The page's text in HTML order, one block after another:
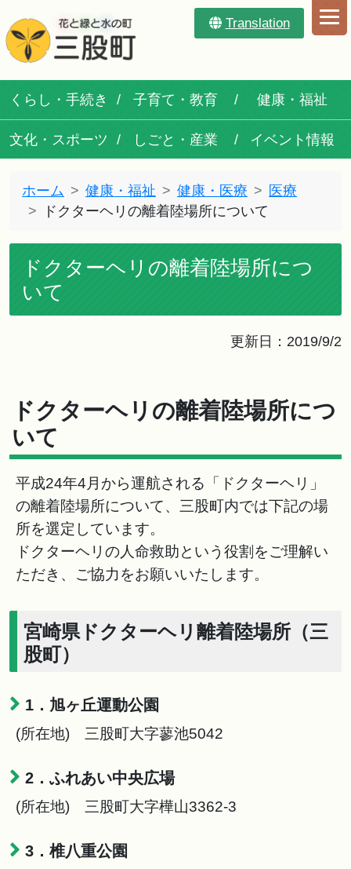
Translation
くらし・手続き 子育て・教育 健康・福祉
文化・スポーツ しごと・産業 イベント情報
ホーム 健康・福祉 健康・医療
医療
ドクターヘリの離着陸場所について
ドクターヘリの離着陸場所につ
いて
更新日：2019/9/2
ドクターヘリの離着陸場所につ
いて
平成24年4月から運航される「ドクターヘリ」
の離着陸場所について、三股町内では下記の場
所を選定しています。
ドクターヘリの人命救助という役割をご理解い
ただき、ご協力をお願いいたします。
宮崎県ドクターヘリ離着陸場所（三
股町）
1．旭ヶ丘運動公園
(所在地) 三股町大字蓼池5042
2．ふれあい中央広場
(所在地) 三股町大字樺山3362-3
3．椎八重公園